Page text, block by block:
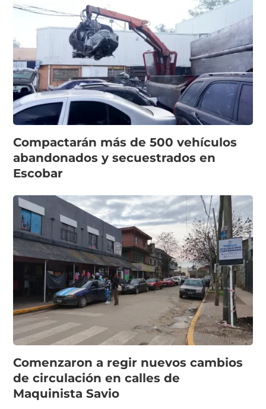
Compactarán más de 500 vehículos
abandonados y secuestrados en
Escobar
Comenzaron a regir nuevos cambios
de circulación en calles de
Maquinista Savio